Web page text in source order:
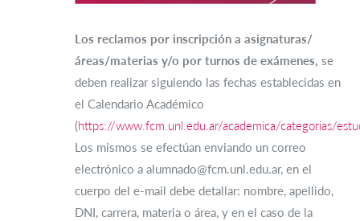
Los reclamos por inscripción a asignaturas/
áreas/materias y/o por turnos de exámenes, se
deben realizar siguiendo las fechas establecidas en
el Calendario Académico
(https://www.fcm.unl.edu.ar/academica/categorias/
Los mismos se efectúan enviando un correo
electrónico a alumnado@fcm.unl.edu.ar, en el
cuerpo del e-mail debe detallar: nombre, apellido,
DNI, carrera, materia o área, y en el caso de la